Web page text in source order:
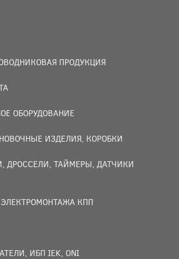
ПРОДУКЦИЯ
ОБОРУДОВАНИЕ
ИЗДЕЛИЯ, КОРОБКИ
ДРОССЕЛИ, ТАЙМЕРЫ, ДАТЧИКИ
КПП
ИБП IEK, ONI